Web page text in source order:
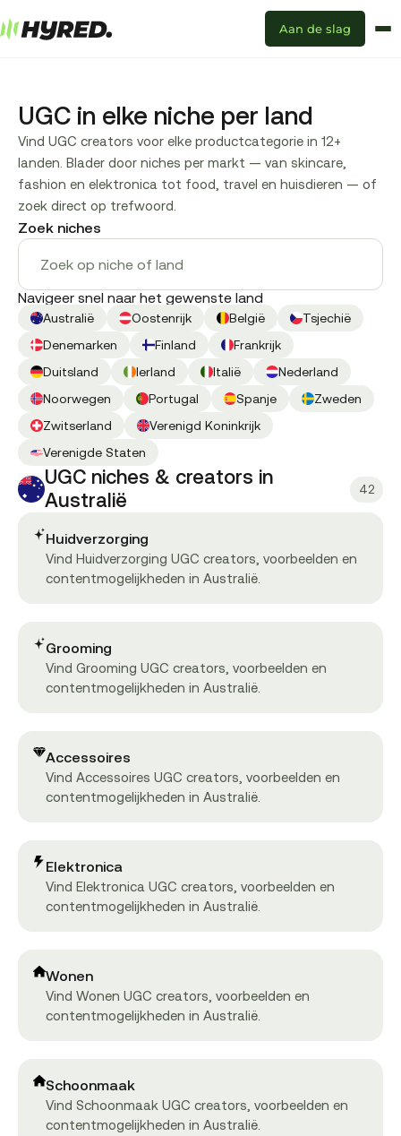
Aan de slag
UGC in elke niche per land
Vind UGC creators voor elke productcategorie in 12+
landen. Blader door niches per markt — van skincare,
fashion en elektronica tot food, travel en huisdieren — of
zoek direct op trefwoord.
Zoek niches
Navigeer snel naar het gewenste land
Australië Oostenrijk België
Tsjechië
Denemarken
Finland
Frankrijk
Duitsland
Ierland Italië
Nederland
Noorwegen
Portugal Spanje
Zweden
Zwitserland
Verenigd Koninkrijk
Verenigde Staten
UGC niches & creators in
Australië
42
Huidverzorging
Vind Huidverzorging UGC creators, voorbeelden en
contentmogelijkheden in Australië.
Grooming
Vind Grooming UGC creators, voorbeelden en
contentmogelijkheden in Australië.
Accessoires
Vind Accessoires UGC creators, voorbeelden en
contentmogelijkheden in Australië.
Elektronica
Vind Elektronica UGC creators, voorbeelden en
contentmogelijkheden in Australië.
Wonen
Vind Wonen UGC creators, voorbeelden en
contentmogelijkheden in Australië.
Schoonmaak
Vind Schoonmaak UGC creators, voorbeelden en
contentmogelijkheden in Australië.